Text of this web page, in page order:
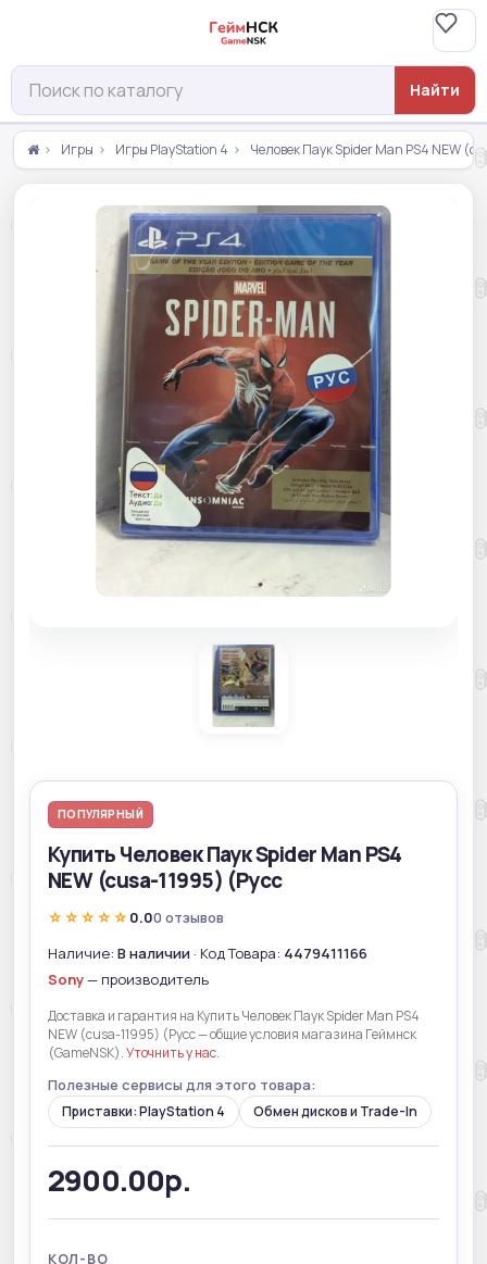
Найти
Игры Игры PlayStation 4 Человек Паук Spider Man PS4 NEW
ПОПУЛЯРНЫЙ
Купить Человек Паук Spider Man PS4
NEW (cusa-11995) (Русс
☆☆☆☆☆ 0.00 отзывов
Наличие: В наличии · Код Товара: 4479411166
Sony— производитель
Доставка и гарантия на Купить Человек Паук Spider Man PS4
NEW (cusa-11995) (Русс — общие условия магазина Геймнск
(GameNSK).Уточнить у нас.
Полезные сервисы для этого товара:
Приставки: PlayStation 4 Обмен дисков и Trade-In
2900.00р.
КОЛ-ВО